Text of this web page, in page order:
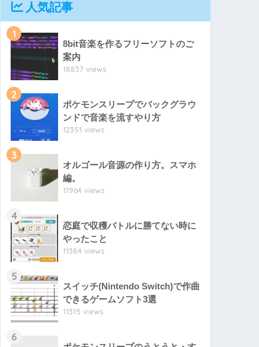
人気記事
1
8bit音楽を作るフリーソフトのご
案内
18837 views
2
ポケモンスリープでバックグラウ
ンドで音楽を流すやり方
12351 views
3
オルゴール音源の作り方。スマホ
編。
11964 views
4
恋庭で収穫バトルに勝てない時に
やったこと
11384 views
5
スイッチ(Nintendo Switch)で作曲
できるゲームソフト3選
11315 views
6